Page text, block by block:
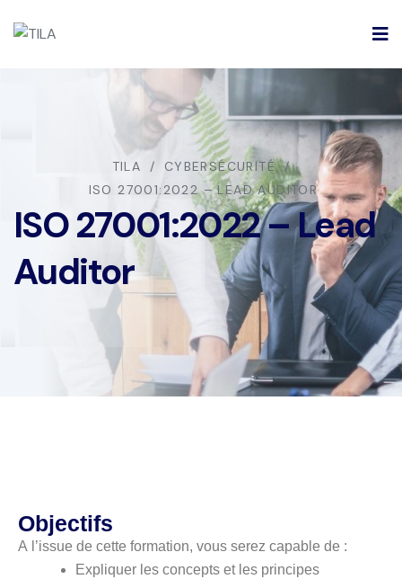
TILA
CYBERSÉCURITÉ
ISO 27001:2022 – LEAD AUDITOR
ISO 27001:2022 – Lead
Auditor
Objectifs
A l’issue de cette formation, vous serez capable de :
Expliquer les concepts et les principes